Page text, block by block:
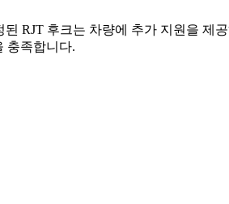
RJT 후크는 차량에 추가 지원을 제
충족합니다.